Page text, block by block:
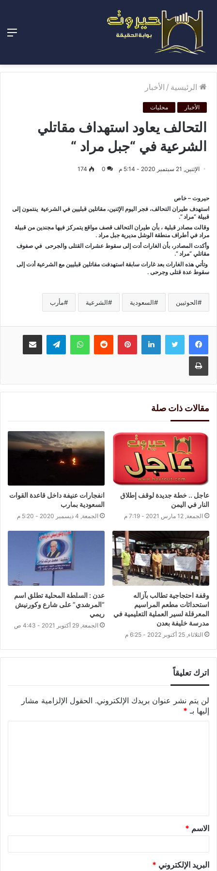
الرئيسية / الأخبار
الأخبار محليات
التحالف يعاود استهداف مقاتلي
الشرعية في “جبل مراد “
الإثنين, 21 سبتمبر 2020 - 5:14 م 0
174
حيروت – خاص
استهدف طيران التحالف، فجر اليوم الإثنين، مقاتلين قبليين في الشرعية ينتمون إلى
قبيلة “مراد “.
وقالت مصادر قبلية ، بأن طيران التحالف قصف مواقع يتمركز فيها مجندين من قبيلة
مراد في أطراف منطقة الوشل مديرية جبل مراد .
وأكدت المصادر، بأن الغارات أدت إلى سقوط عشرات القتلى والجرحى في صفوف
مقاتلي “مراد “.
وتأتي هذه الغارات بعد غارات سابقة استهدفت مقاتلين قبليين مع الشرعية أدت إلى
سقوط عدة قتلى وجرحى .
الحوثيين السعودية الشرعية مأرب
لينكدإنبينتيريست واتسابتيلقرام مشاركة عبر البريد
طباعة
مقالات ذات صلة
عاجل .. خطة جديدة لوقف إطلاق
النار في اليمن
الجمعة, 12 مارس 2021 - 7:19 م
انفجارات عنيفة داخل قاعدة القوات
السعودية بمارب
الجمعة, 4 ديسمبر 2020 - 5:20 م
وقفة احتجاجية تطالب بآزاله
استحداثات مطعم المراسيم
المعرقلة لسير العملية التعليمية في
مدرسة خليفة بعدن
الثلاثاء, 25 أكتوبر 2022 - 6:25 م
عدن : السلطة المحلية تطلق اسم
“المرشدي” على شارع وكورنيش
ريمي
الجمعة, 29 أكتوبر 2021 - 4:43 ص
اترك تعليقاً
لن يتم نشر عنوان بريدك الإلكتروني. الحقول الإلزامية مشار
إليها بـ *
الاسم *
البريد الإلكتروني *